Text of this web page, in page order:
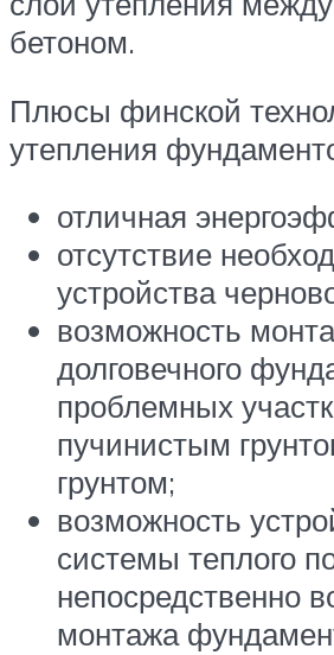
бетоном.
Плюсы финской
утепления
отличная
отсутствие
устройства
возможность
долговечного
проблемных
пучинистым
грунтом;
возможность
системы теплого
непосредственно
монтажа